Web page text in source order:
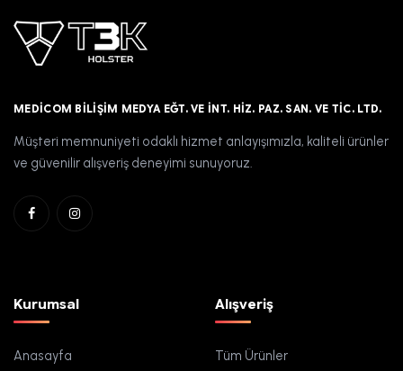
MEDICOM BILIŞIM MEDYA EĞT. VE İNT. HIZ. PAZ. SAN. VE TIC. LTD.
Müşteri memnuniyeti odaklı hizmet anlayışımızla, kaliteli ürünler
ve güvenilir alışveriş deneyimi sunuyoruz.
Kurumsal
Anasayfa
Alışveriş
Tüm Ürünler